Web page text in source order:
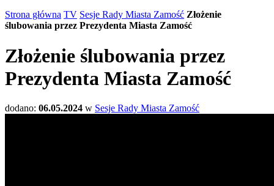
Strona główna TV Sesje Rady Miasta Zamość Złożenie
ślubowania przez Prezydenta Miasta Zamość
Złożenie ślubowania przez
Prezydenta Miasta Zamość
dodano: 06.05.2024 w Sesje Rady Miasta Zamość